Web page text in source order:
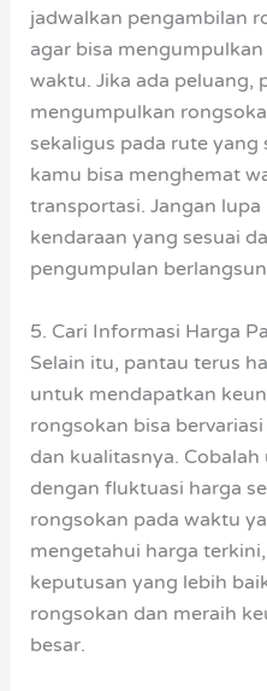
jadwalkan pengambilan
agar bisa
waktu. Jika ada peluang,
mengumpulkan
sekaligus pada rute yang
kamu bisa menghemat
transportasi. Jangan
kendaraan yang sesuai
pengumpulan
5. Cari Informasi Harga
Selain itu, pantau terus
untuk mendapatkan
rongsokan bisa
dan kualitasnya.
dengan fluktuasi harga
rongsokan pada waktu
mengetahui harga
keputusan yang lebih
rongsokan dan meraih
besar.